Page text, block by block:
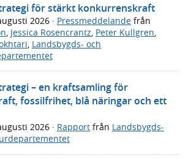
för stärkt konkurrenskraft
2026 · Pressmeddelande från
Jessica Rosencrantz Peter Kullgren
Landsbygds- och
– en kraftsamling för
fossilfrihet, blå näringar och ett
2026 · Rapport från Landsbygds-